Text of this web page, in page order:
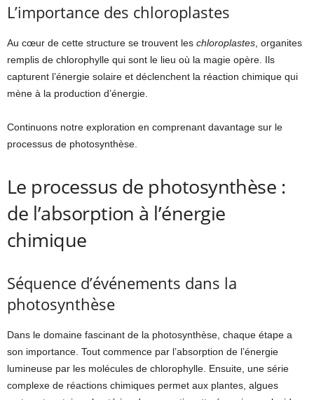
L’importance des chloroplastes
Au cœur de cette structure se trouvent les chloroplastes , organites
remplis de chlorophylle qui sont le lieu où la magie opère. Ils
capturent l’énergie solaire et déclenchent la réaction chimique qui
mène à la production d’énergie.
Continuons notre exploration en comprenant davantage sur le
processus de photosynthèse.
Le processus de photosynthèse :
de l’absorption à l’énergie
chimique
Séquence d’événements dans la
photosynthèse
Dans le domaine fascinant de la photosynthèse, chaque étape a
son importance. Tout commence par l’absorption de l’énergie
lumineuse par les molécules de chlorophylle. Ensuite, une série
complexe de réactions chimiques permet aux plantes, algues